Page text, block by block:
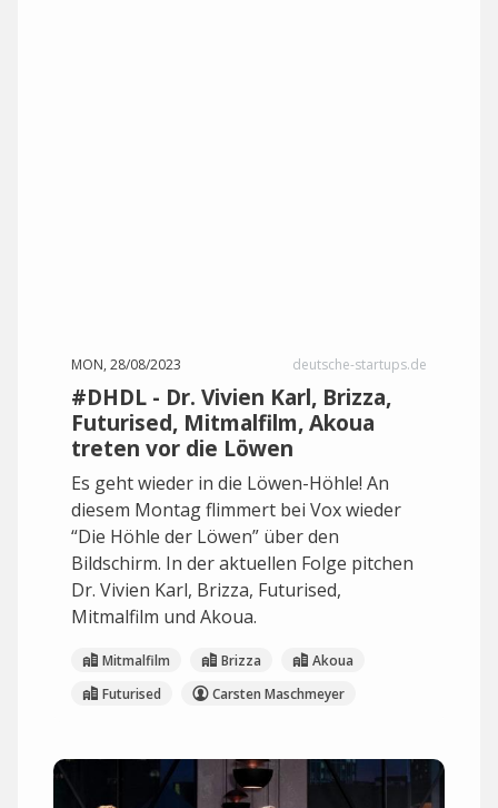
MON, 28/08/2023 deutsche-startups.de
#DHDL - Dr. Vivien Karl, Brizza,
Futurised, Mitmalfilm, Akoua
treten vor die Löwen
Es geht wieder in die Löwen-Höhle! An
diesem Montag flimmert bei Vox wieder
“Die Höhle der Löwen” über den
Bildschirm. In der aktuellen Folge pitchen
Dr. Vivien Karl, Brizza, Futurised,
Mitmalfilm und Akoua.
Mitmalfilm Brizza
Akoua
Futurised
Carsten Maschmeyer